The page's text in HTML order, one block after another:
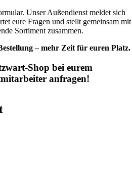
Unser Außendienst meldet sich
eure Fragen und stellt gemeinsam mit
Sortiment zusammen.
– mehr Zeit für euren Platz.
Shop bei eurem
anfragen!